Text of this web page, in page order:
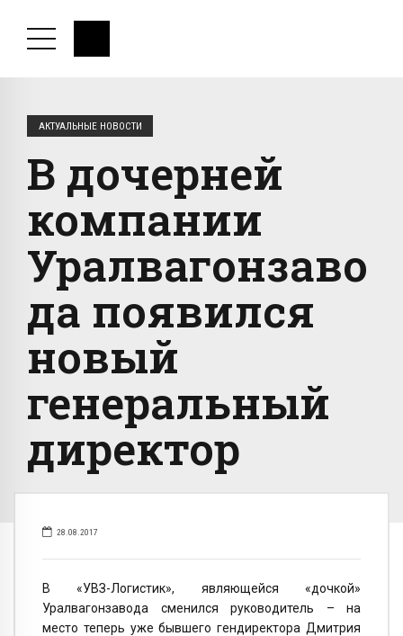
АКТУАЛЬНЫЕ НОВОСТИ
В дочерней
компании
Уралвагонзаво
да появился
новый
генеральный
директор
28.08.2017
В «УВЗ-Логистик», являющейся «дочкой»
Уралвагонзавода сменился руководитель – на
место теперь уже бывшего гендиректора Дмитрия